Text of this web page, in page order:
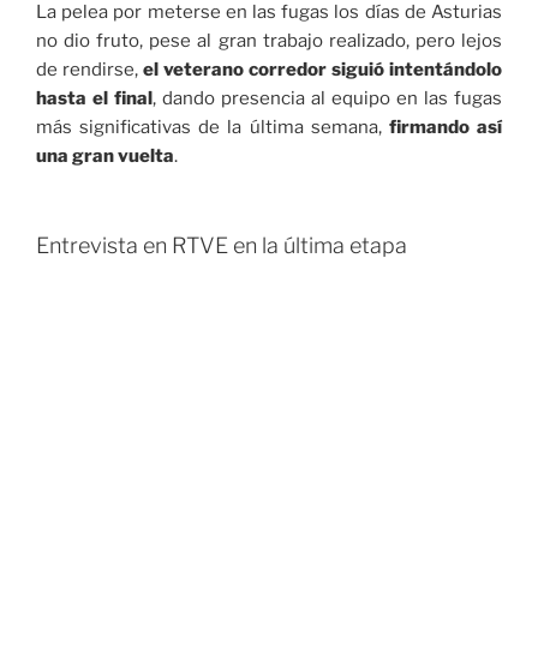
La pelea por meterse en las fugas los días de Asturias
no dio fruto, pese al gran trabajo realizado, pero lejos
de rendirse, el veterano corredor siguió intentándolo
hasta el final, dando presencia al equipo en las fugas
más significativas de la última semana, firmando así
una gran vuelta.
Entrevista en RTVE en la última etapa